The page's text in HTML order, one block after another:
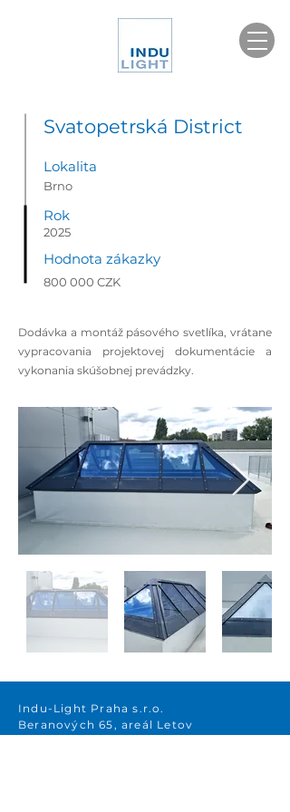
Svatopetrská District
Lokalita
Brno
2025
Rok
Hodnota zákazky
800 000 CZK
Dodávka a montáž pásového svetlíka, vrátane
vypracovania projektovej dokumentácie a
vykonania skúšobnej prevádzky.
Indu-Light Praha s.r.o.
Beranových 65, areál Letov